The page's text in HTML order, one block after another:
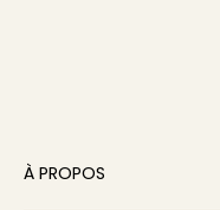
À PROPOS